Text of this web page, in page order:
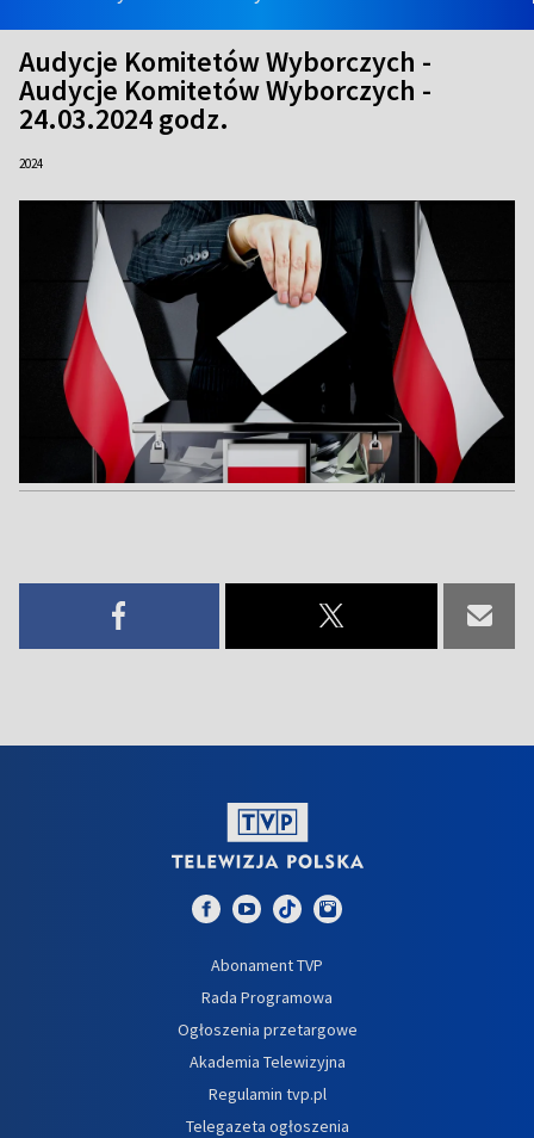
Audycje Komitetów Wyborczych -
Audycje Komitetów Wyborczych -
24.03.2024 godz.
2024
Abonament TVP
Rada Programowa
Ogłoszenia przetargowe
Akademia Telewizyjna
Regulamin tvp.pl
Telegazeta ogłoszenia